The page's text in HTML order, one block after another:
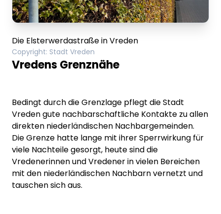
Die Elsterwerdastraße in Vreden
Copyright: Stadt Vreden
Vredens Grenznähe
Bedingt durch die Grenzlage pflegt die Stadt
Vredengute nachbarschaftliche Kontakte zu allen
direkten niederländischen Nachbargemeinden.
Die Grenze hatte lange mit ihrer Sperrwirkung für
viele Nachteile gesorgt, heute sind die
Vredenerinnen und Vredener in vielen Bereichen
mit den niederländischen Nachbarn vernetzt und
tauschen sich aus.